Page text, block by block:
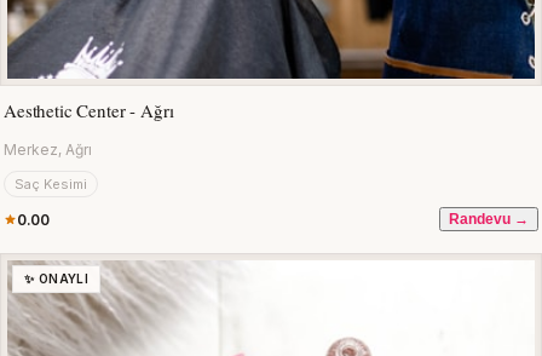
Aesthetic Center - Ağrı
Merkez, Ağrı
Saç Kesimi
0.00 Randevu →
✨ ONAYLI